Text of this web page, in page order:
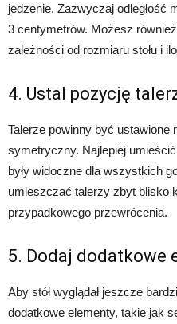
jedzenie. Zazwyczaj odległość
3 centymetrów. Możesz
zależności od rozmiaru stołu i
4. Ustal pozycję
Talerze powinny być ustawione
symetryczny. Najlepiej
były widoczne dla wszystkich
umieszczać talerzy zbyt blisko
przypadkowego przewrócenia.
5. Dodaj dodatkowe
Aby stół wyglądał jeszcze
dodatkowe elementy, takie jak